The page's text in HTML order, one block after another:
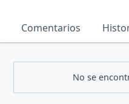
Comentarios
No se